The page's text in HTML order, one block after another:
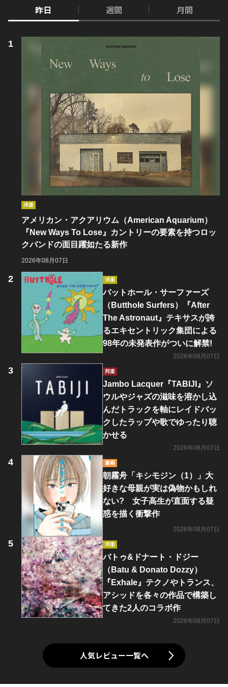
昨日 週間 月間
洋楽
アメリカン・アクアリウム（American Aquarium）
『New Ways To Lose』カントリーの要素を持つロッ
クバンドの面目躍如たる新作
2026年08月07日
洋楽
バットホール・サーファーズ
（Butthole Surfers）『After
The Astronaut』テキサスが誇
るエキセントリック集団による
98年の未発表作がついに解禁!
2026年08月07日
邦楽
Jambo Lacquer『TABIJI』ソ
ウルやジャズの滋味を溶かし込
んだトラックを軸にレイドバッ
クしたラップや歌でゆったり聴
かせる
2026年08月07日
書籍
朝霧舟「キシモジン（1）」大
好きな母親が実は偽物かもしれ
ない? 女子高生が直面する疑
惑を描く衝撃作
2026年08月07日
洋楽
バトゥ&ドナート・ドジー
（Batu & Donato Dozzy）
『Exhale』テクノやトランス、
アシッドを各々の作品で構築し
てきた2人のコラボ作
2026年08月07日
人気レビュー一覧へ